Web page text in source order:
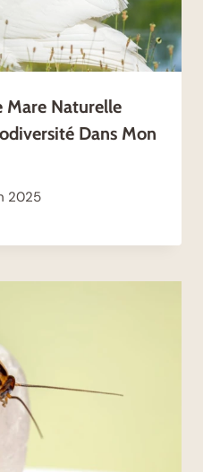
Mare Naturelle
Dans Mon
2025